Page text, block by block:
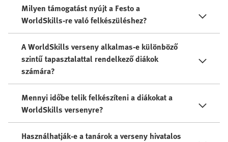
Milyen támogatást nyújt a Festo a
WorldSkills-re való felkészüléshez?
A WorldSkills verseny alkalmas-e különböző
szintű tapasztalattal rendelkező diákok
számára?
Mennyi időbe telik felkészíteni a diákokat a
WorldSkills versenyre?
Használhatják-e a tanárok a verseny hivatalos